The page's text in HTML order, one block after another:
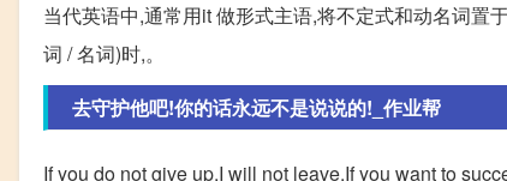
当代英语中,通常用it 做形式主语,将不定式和动名词置
词 / 名词)时,。
去守护他吧!你的话永远不是说说的!_作业帮
If you do not give up,I will not leave.If you want to